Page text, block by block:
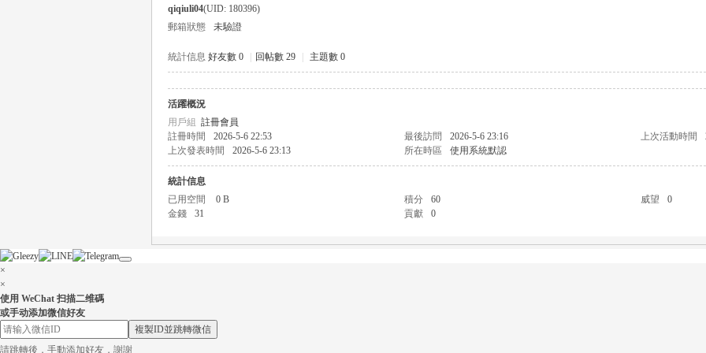
qiqiuli04(UID: 180396)
郵箱狀態
未驗證
統計信息 好友數 0 回帖數 29 主題數 0
活躍概況
用戶組 註冊會員
註冊時間
2026-5-6 22:53 最後訪問 2026-5-6 23:16 上次活動時間
上次發表時間
2026-5-6 23:13 所在時區 使用系統默認
統計信息
已用空間
0 B 積分 60 威望
0
金錢
31 貢獻 0
×
×
使用 WeChat 扫描二维碼
或手动添加微信好友
複製ID並跳轉微信
請跳轉後，手動添加好友，謝謝